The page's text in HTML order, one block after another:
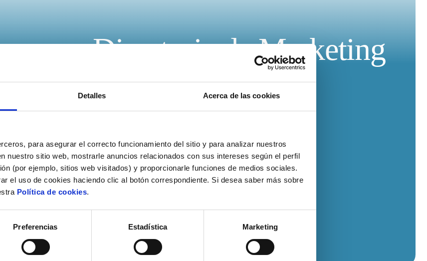
Detalles Acerca de las cookies
para asegurar el correcto funcionamiento del sitio y para analizar nuestros
nuestro sitio web, mostrarle anuncios relacionados con sus intereses según el perfil
(por ejemplo, sitios web visitados) y proporcionarle funciones de medios sociales.
el uso de cookies haciendo clic al botón correspondiente. Si desea saber más sobre
Política de cookies.
Preferencias Estadística Marketing
nueva Directoria de Marketing
de Fluidra